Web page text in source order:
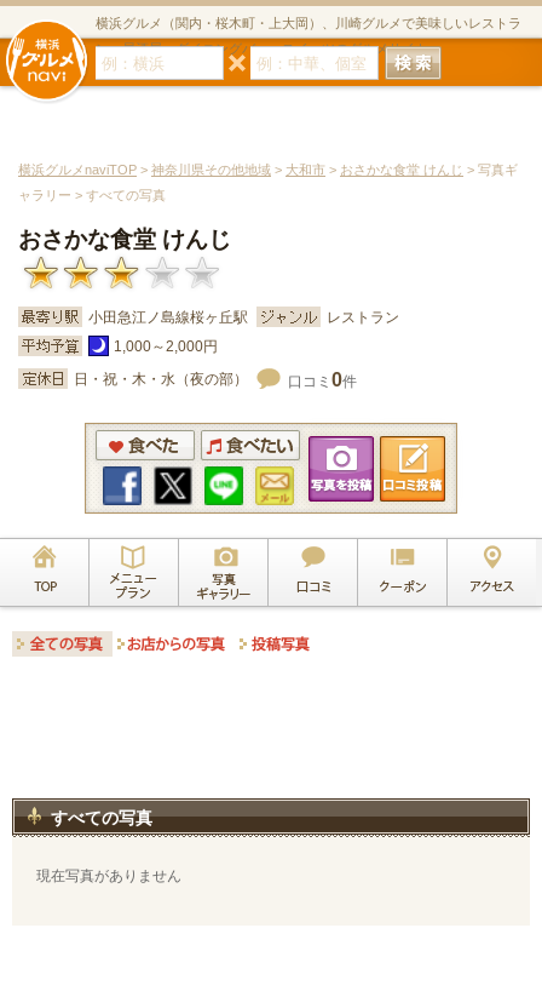
横浜グルメ（関内・桜木町・上大岡）、川崎グルメで美味しいレストラ
ン・居酒屋・ダイニングバー・スイーツのグルメサイト
横浜グルメnaviTOP > 神奈川県その他地域 > 大和市 > おさかな食堂 けんじ > 写真ギ
ャラリー > すべての写真
おさかな食堂 けんじ
小田急江ノ島線桜ヶ丘駅
レストラン
1,000～2,000円
日・祝・木・水（夜の部）
口コミ 0件
すべての写真
現在写真がありません